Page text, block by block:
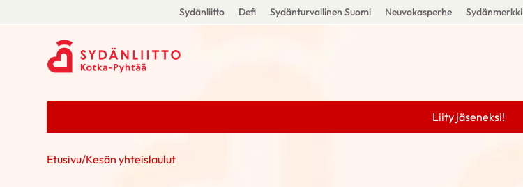
Sydänliitto Defi Sydänturvallinen Suomi Neuvokasperhe Sydänmerkki
Liity jäseneksi!
Etusivu/Kesän yhteislaulut